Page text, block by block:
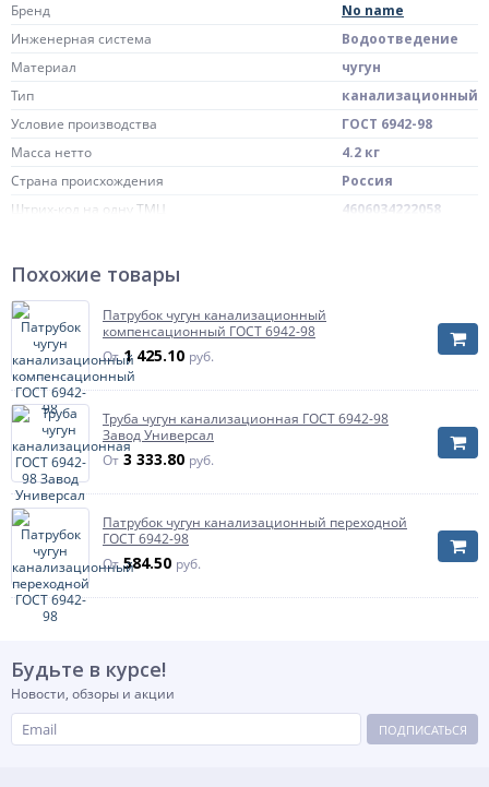
Бренд
No name
Инженерная система
Водоотведение
Материал
чугун
Тип
канализационный
Условие производства
ГОСТ 6942-98
Масса нетто
4.2 кг
Страна происхождения
Россия
Штрих-код на одну ТМЦ
4606034222058
Область применения
(канализации)
хозяйственных и
фекальных стоков
зданий
Диаметр условный, мм
Диаметр условный, мм
Характеризует внутренний диаметр трубы или
фитинга выраженный в миллиметрах -
условно.
Угол (в градусах)
Давление
Похожие товары
Патрубок чугун канализационный
компенсационный ГОСТ 6942-98
От1 425.10 руб.
Труба чугун канализационная ГОСТ 6942-98
Завод Универсал
От 3 333.80 руб.
Патрубок чугун канализационный переходной
ГОСТ 6942-98
От584.50 руб.
Будьте в курсе!
Новости, обзоры и акции
ПОДПИСАТЬСЯ